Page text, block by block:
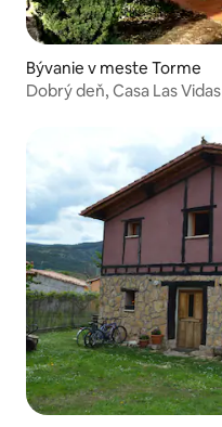
Bývanie v meste Torme
Dobrý deň, Casa Las Vidas